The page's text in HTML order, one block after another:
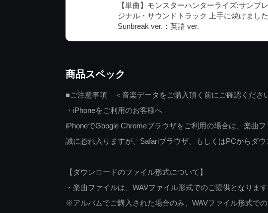
【単曲】モンスターハンターライズ:サンブ
ジナル・サウンドトラック 上手に焼けまし
Sunbreak ver.：英語 ver.
商品スペック
■ご注意事項 ＜音楽データをご購入頂く前にご確認くださ
・iPhoneをご利用のお客様へ
iPhoneでGoogle Chromeブラウザをご利用の場合は、楽曲
誠に恐れ入りますが、Safariブラウザ、もしくはPCからダ
【ダウンロードのファイル形式について】
・楽曲ファイルは、WAVファイル形式でのご提供となります
※アルバムでご購入された場合のみ、WAVファイル形式で